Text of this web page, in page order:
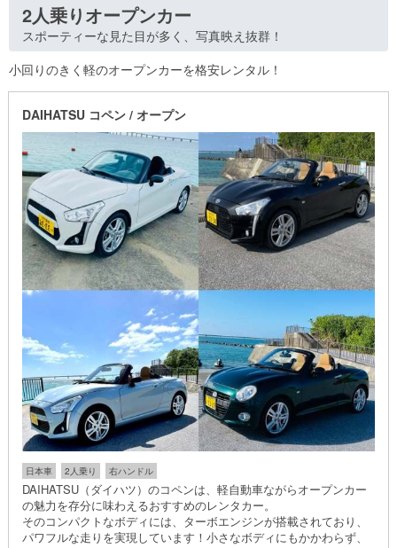
2人乗りオープンカー
スポーティーな見た目が多く、写真映え抜群！
小回りのきく軽のオープンカーを格安レンタル！
DAIHATSU コペン / オープン
日本車 2人乗り 右ハンドル
DAIHATSU（ダイハツ）のコペンは、軽自動車ながらオープンカー
の魅力を存分に味わえるおすすめのレンタカー。
そのコンパクトなボディには、ターボエンジンが搭載されており、
パワフルな走りを実現しています！小さなボディにもかかわらず、